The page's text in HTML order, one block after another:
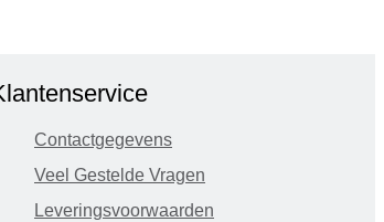
Contactgegevens
Veel Gestelde Vragen
Leveringsvoorwaarden